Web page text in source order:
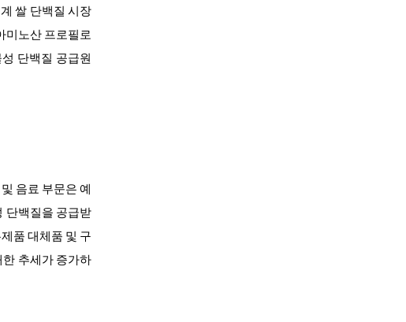
쌀 단백질 시장
미노산 프로필로
단백질 공급원
음료 부문은 예
단백질을 공급받
품 대체품 및 구
추세가 증가하